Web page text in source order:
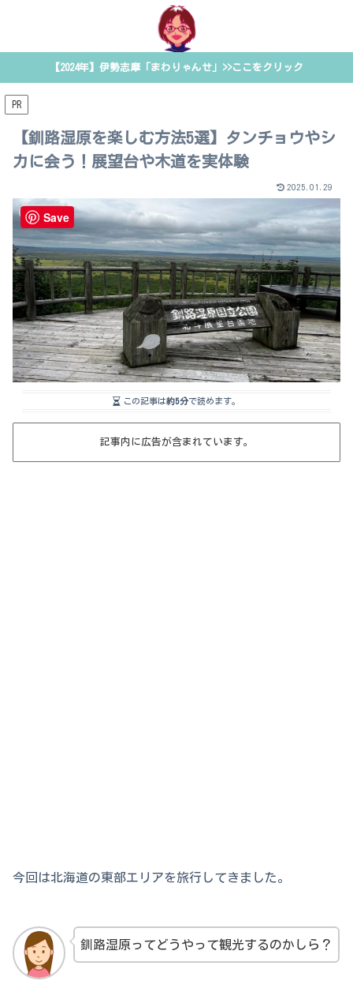
【2024年】伊勢志摩「まわりゃんせ」>>ここをクリック
PR
【釧路湿原を楽しむ方法5選】タンチョウやシ
カに会う！展望台や木道を実体験
2025.01.29
国内旅行
この記事は約5分で読めます。
記事内に広告が含まれています。
今回は北海道の東部エリアを旅行してきました。
釧路湿原ってどうやって観光するのかしら？
Save